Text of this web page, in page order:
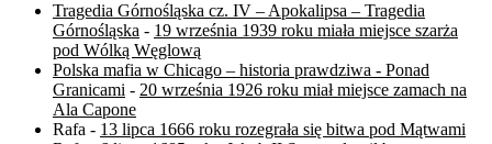
Tragedia Górnośląska cz. IV – Apokalipsa – Tragedia
Górnośląska - 19 września 1939 roku miała miejsce szarża
pod Wólką Węglową
Polska mafia w Chicago – historia prawdziwa - Ponad
Granicami - 20 września 1926 roku miał miejsce zamach na
Ala Capone
Rafa - 13 lipca 1666 roku rozegrała się bitwa pod Mątwami